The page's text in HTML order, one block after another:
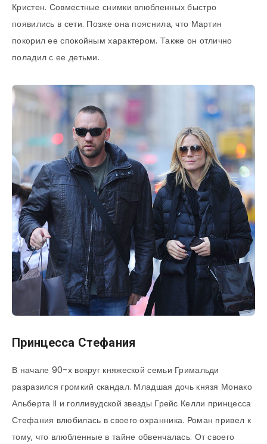
Кристен. Совместные снимки влюбленных быстро
появились в сети. Позже она пояснила, что Мартин
покорил ее спокойным характером. Также он отлично
поладил с ее детьми.
Принцесса Стефания
В начале 90-х вокруг княжеской семьи Гримальди
разразился громкий скандал. Младшая дочь князя Монако
Альберта II и голливудской звезды Грейс Келли принцесса
Стефания влюбилась в своего охранника. Роман привел к
тому, что влюбленные в тайне обвенчалась. От своего